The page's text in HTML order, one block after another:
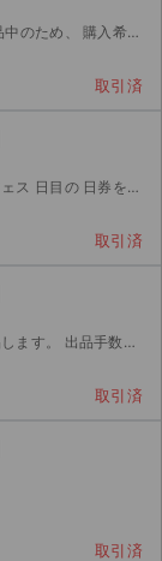
[詳細] 通常チケット 一般先着 整番未定 リセール出品中のため、 購入希望はコメントをください。
取引済
[詳細] フェスのため当日リストバンドと交換 やついフェス 日目の 日券をイープラスで購入していたのです...
取引済
[詳細] 日曜日ワンデイ券です 仕事で行けなくなり出品します。 出品手数料、システム料など考慮するとほぼ...
取引済
取引済